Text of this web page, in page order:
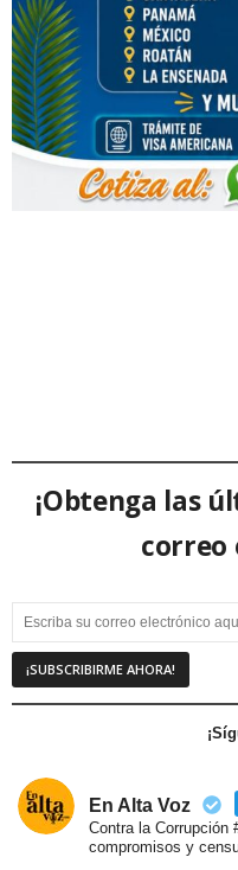
¡Obtenga las
correo
En Alta Voz
Contra la Corrupción
compromisos y